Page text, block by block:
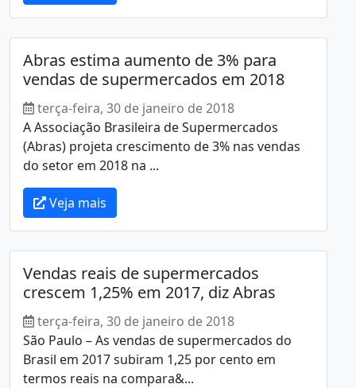
Abras estima aumento de 3% para
vendas de supermercados em 2018
terça-feira, 30 de janeiro de 2018
A Associação Brasileira de Supermercados
(Abras) projeta crescimento de 3% nas vendas
do setor em 2018 na ...
Veja mais
Vendas reais de supermercados
crescem 1,25% em 2017, diz Abras
terça-feira, 30 de janeiro de 2018
São Paulo – As vendas de supermercados do
Brasil em 2017 subiram 1,25 por cento em
termos reais na compara&...